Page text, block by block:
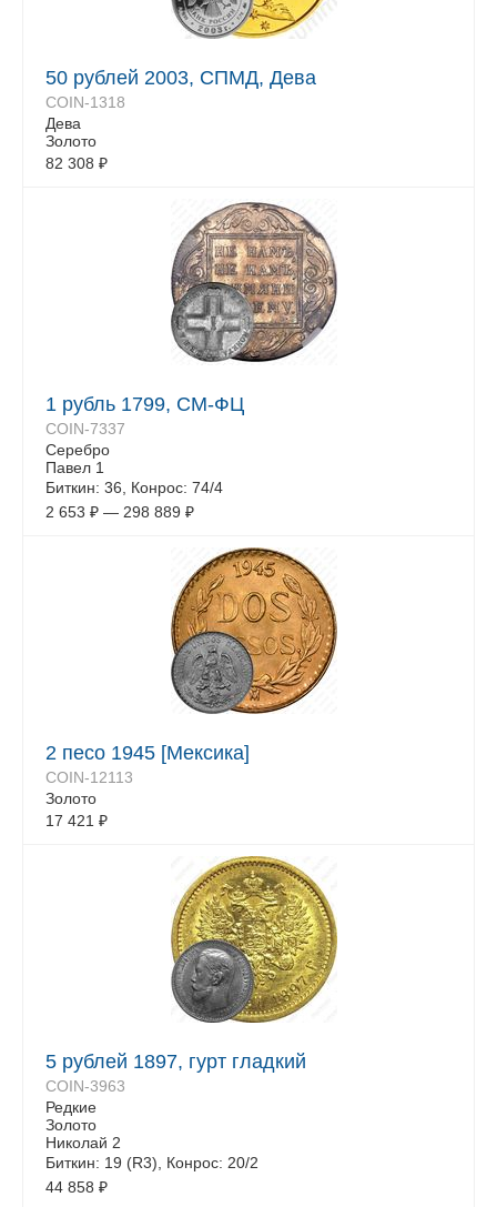
50 рублей 2003, СПМД, Дева
COIN-1318
Дева
Золото
82 308 ₽
1 рубль 1799, СМ-ФЦ
COIN-7337
Серебро
Павел 1
Биткин: 36, Конрос: 74/4
2 653 ₽ — 298 889 ₽
2 песо 1945 [Мексика]
COIN-12113
Золото
17 421 ₽
5 рублей 1897, гурт гладкий
COIN-3963
Редкие
Золото
Николай 2
Биткин: 19 (R3), Конрос: 20/2
44 858 ₽